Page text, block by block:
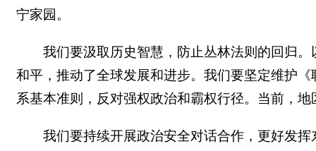
宁家园。
我们要汲取历史智慧，防止丛林法则的回归
和平，推动了全球发展和进步。我们要坚定维护
系基本准则，反对强权政治和霸权行径。当前，
我们要持续开展政治安全对话合作，更好发